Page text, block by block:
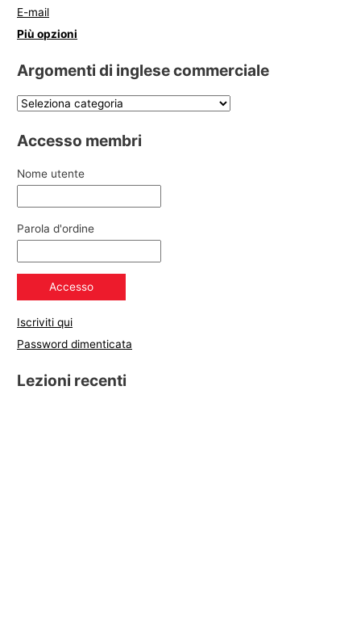
E-mail
Più opzioni
Argomenti di inglese commerciale
Accesso membri
Nome utente
Parola d'ordine
Iscriviti qui
Password dimenticata
Lezioni recenti